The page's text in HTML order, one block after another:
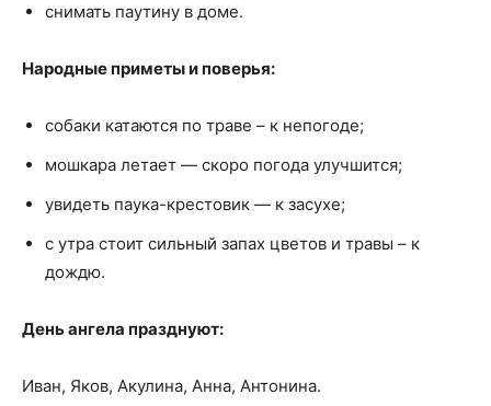
снимать паутину в доме.
Народные приметы и поверья:
собаки катаются по траве – к непогоде;
мошкара летает — скоро погода улучшится;
увидеть паука-крестовик — к засухе;
с утра стоит сильный запах цветов и травы – к
дождю.
День ангела празднуют:
Иван, Яков, Акулина, Анна, Антонина.